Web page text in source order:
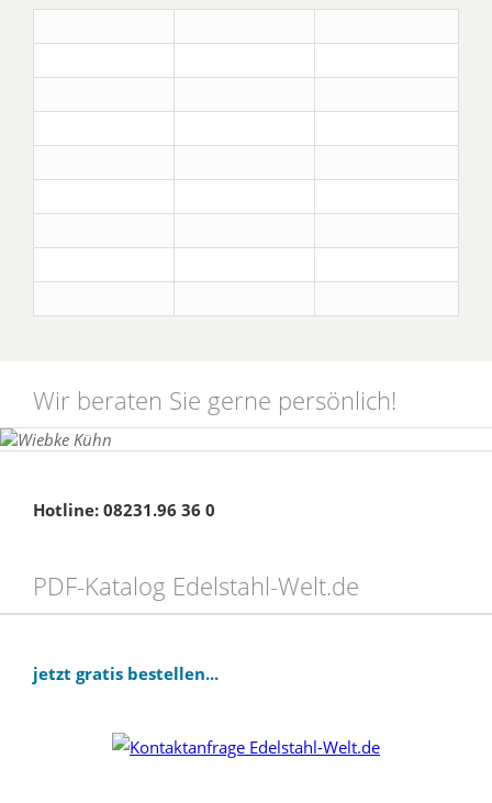
Wir beraten Sie gerne persönlich!
Hotline: 08231.96 36 0
PDF-Katalog Edelstahl-Welt.de
jetzt gratis bestellen...